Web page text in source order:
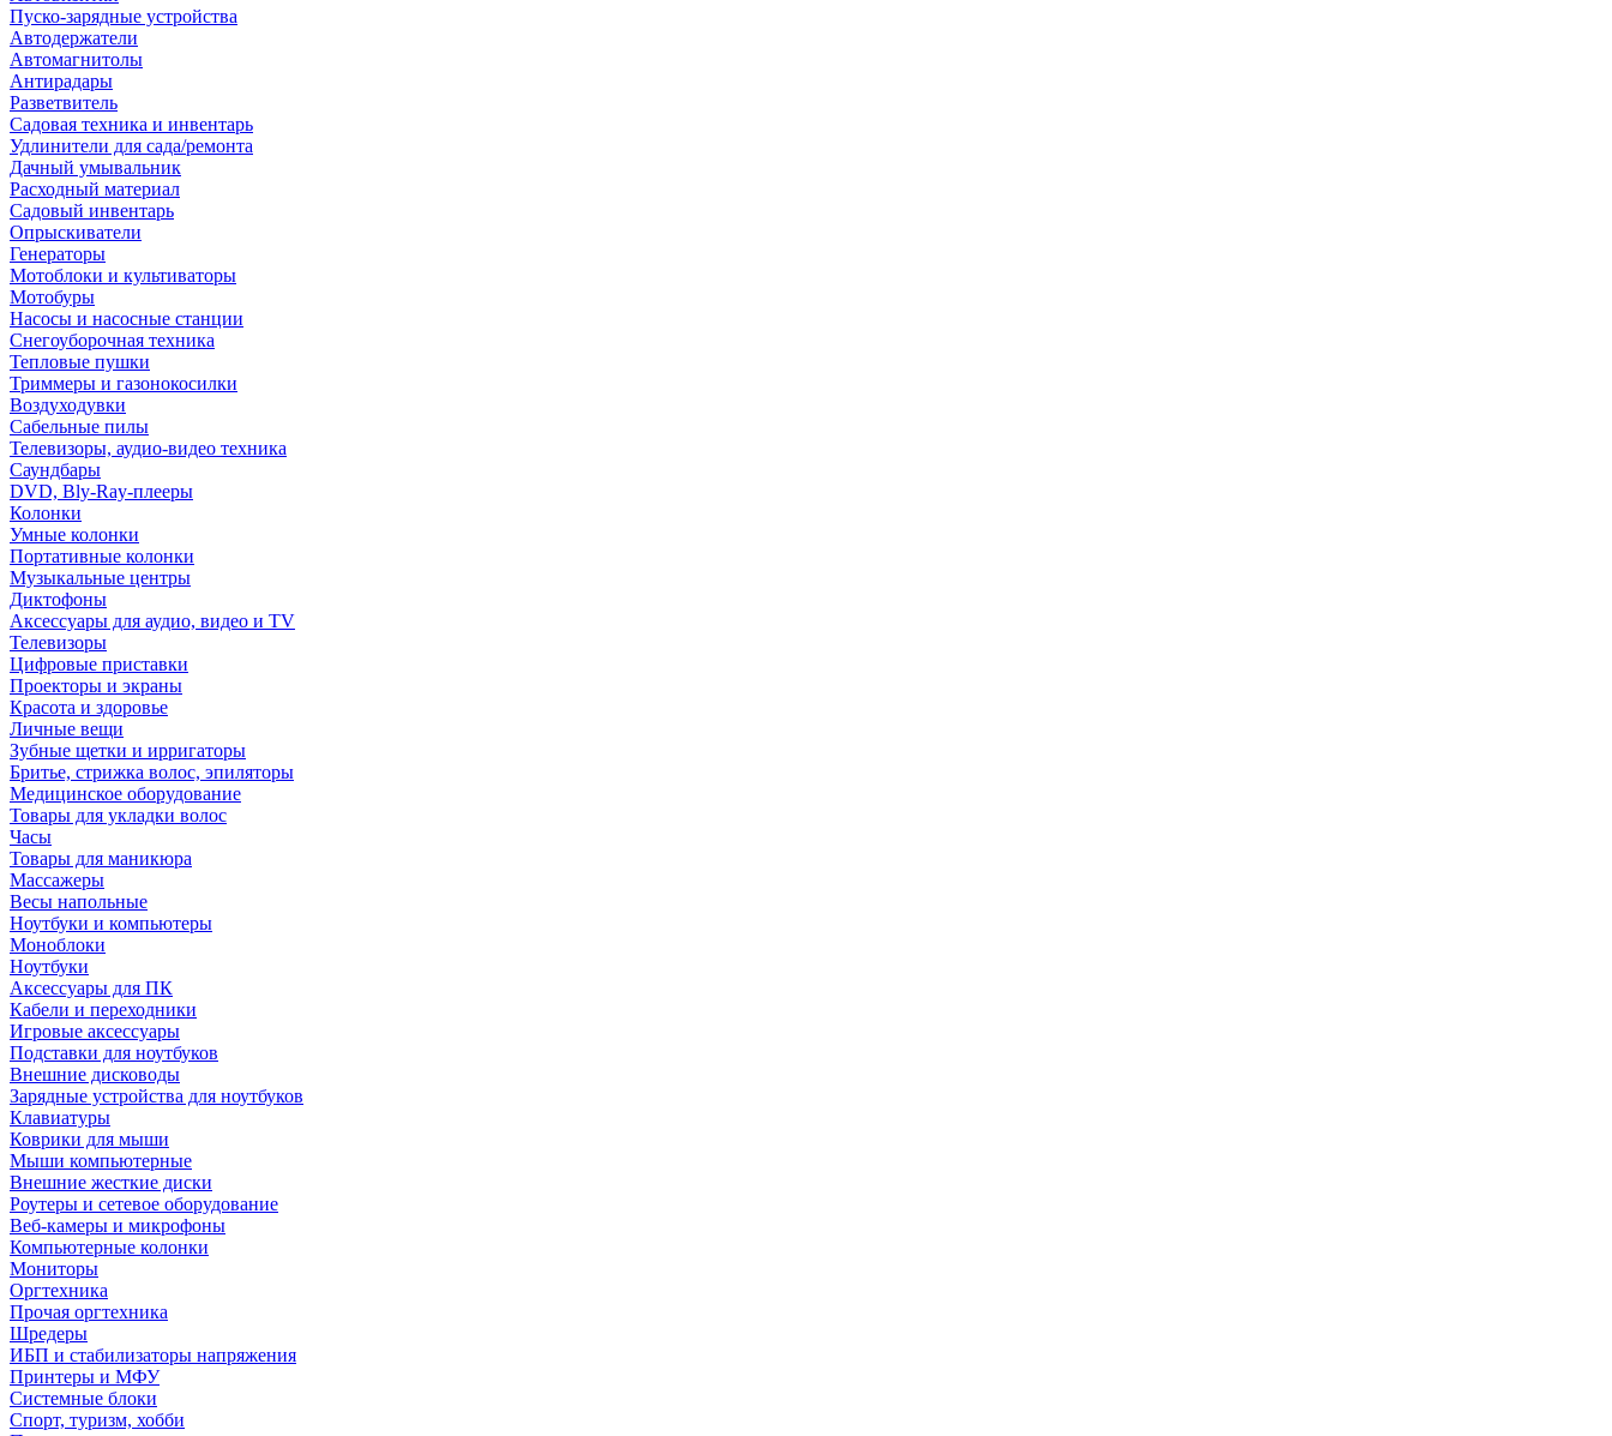
Пуско-зарядные устройства
Автодержатели
Автомагнитолы
Антирадары
Разветвитель
Садовая техника и инвентарь
Удлинители для сада/ремонта
Дачный умывальник
Расходный материал
Садовый инвентарь
Опрыскиватели
Генераторы
Мотоблоки и культиваторы
Мотобуры
Насосы и насосные станции
Снегоуборочная техника
Тепловые пушки
Триммеры и газонокосилки
Воздуходувки
Сабельные пилы
Телевизоры, аудио-видео техника
Саундбары
DVD, Bly-Ray-плееры
Колонки
Умные колонки
Портативные колонки
Музыкальные центры
Диктофоны
Аксессуары для аудио, видео и TV
Телевизоры
Цифровые приставки
Проекторы и экраны
Красота и здоровье
Личные вещи
Зубные щетки и ирригаторы
Бритье, стрижка волос, эпиляторы
Медицинское оборудование
Товары для укладки волос
Часы
Товары для маникюра
Массажеры
Весы напольные
Ноутбуки и компьютеры
Моноблоки
Ноутбуки
Аксессуары для ПК
Кабели и переходники
Игровые аксессуары
Подставки для ноутбуков
Внешние дисководы
Зарядные устройства для ноутбуков
Клавиатуры
Коврики для мыши
Мыши компьютерные
Внешние жесткие диски
Роутеры и сетевое оборудование
Веб-камеры и микрофоны
Компьютерные колонки
Мониторы
Оргтехника
Прочая оргтехника
Шредеры
ИБП и стабилизаторы напряжения
Принтеры и МФУ
Системные блоки
Спорт, туризм, хобби